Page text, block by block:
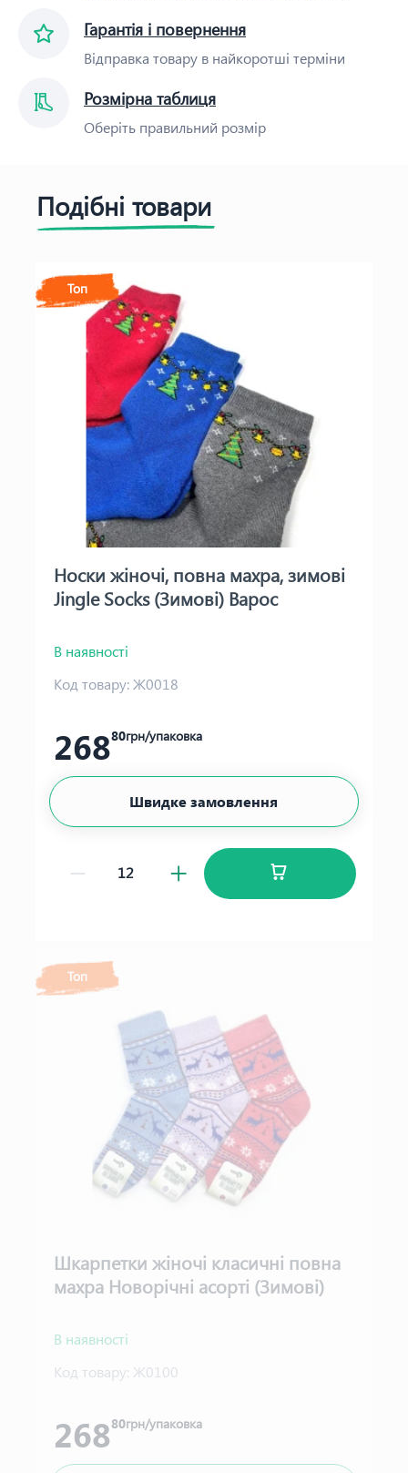
Гарантія і повернення
Відправка товару в найкоротші терміни
Розмірна таблиця
Оберіть правильний розмір
Подібні товари
Топ
Носки жіночі, повна махра, зимові
Jingle Socks (Зимові) Варос
В наявності
Код товару:Ж0018
26880грн/упаковка
Швидке замовлення
Топ
Шкарпетки жіночі класичні повна
махра Новорічні асорті (Зимові)
В наявності
Код товару: Ж0100
26880грн/упаковка